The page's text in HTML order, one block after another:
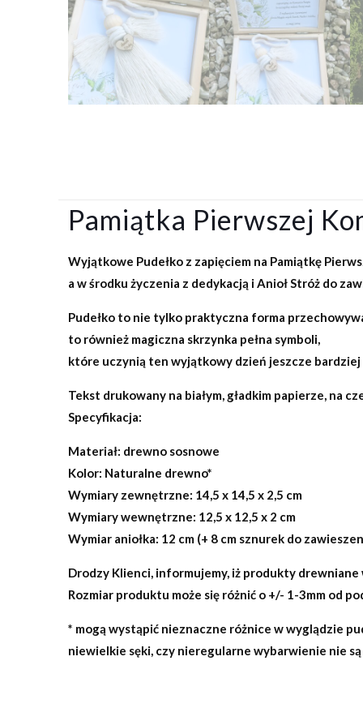
Pamiątka Pierwszej
Wyjątkowe Pudełko z zapięciem na Pamiątkę
a w środku życzenia z dedykacją i Anioł Stróż do
Pudełko to nie tylko praktyczna forma
to również magiczna skrzynka pełna symboli,
które uczynią ten wyjątkowy dzień jeszcze bardziej
Tekst drukowany na białym, gładkim papierze, na
Specyfikacja:
Materiał: drewno sosnowe
Kolor: Naturalne drewno*
Wymiary zewnętrzne: 14,5 x 14,5 x 2,5 cm
Wymiary wewnętrzne: 12,5 x 12,5 x 2 cm
Wymiar aniołka: 12 cm (+ 8 cm sznurek do
Drodzy Klienci, informujemy, iż produkty drewniane
Rozmiar produktu może się różnić o +/- 1-3mm od
* mogą wystąpić nieznaczne różnice w wyglądzie
niewielkie sęki, czy nieregularne wybarwienie nie